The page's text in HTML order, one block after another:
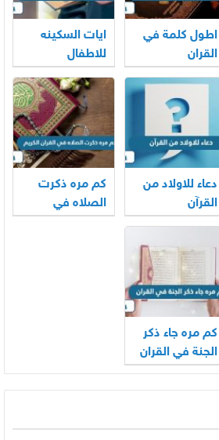
اطول كلمة في
القران
ايات السكينه
للاطفال
دعاء للاولاد من
القرآن
كم مره ذكرت
الصلاه في
كم مره جاء ذكر
الجنة في القران